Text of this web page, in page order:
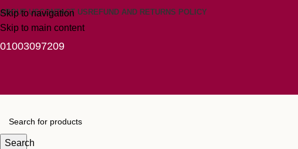
Skip to navigation
Skip to main content
ABOUT USCONTACT US REFUND AND RETURNS POLICY
01003097209
Search